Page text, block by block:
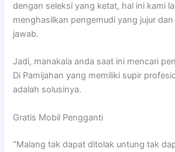
dengan seleksi yang ketat, hal ini kami
menghasilkan pengemudi yang jujur
jawab.
Jadi, manakala anda saat ini mencari
Di Pamijahan yang memiliki supir
adalah solusinya.
Gratis Mobil Pengganti
“Malang tak dapat ditolak untung tak